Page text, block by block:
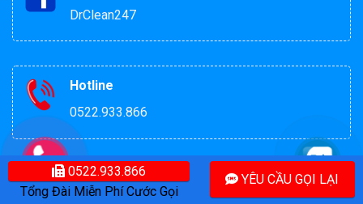
DrClean247
Hotline
0522.933.866
ĐẶT LỊCH VỆ SINH
0522.933.866
Tổng Đài Miễn Phí Cước Gọi
YÊU CẦU GỌI LẠI